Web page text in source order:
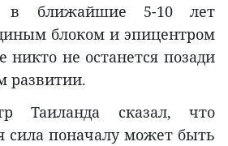
в ближайшие 5-10 лет
блоком и эпицентром
никто не останется позади
развитии.
Таиланда сказал, что
сила поначалу может быть